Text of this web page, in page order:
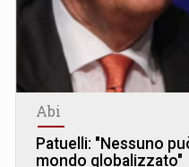
Abi
Patuelli: "Nessuno
mondo globalizzato"